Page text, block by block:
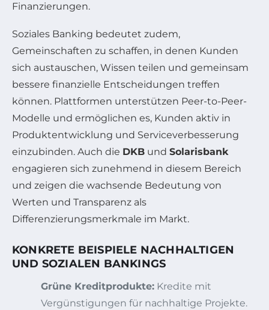
Finanzierungen.
Soziales Banking bedeutet zudem,
Gemeinschaften zu schaffen, in denen Kunden
sich austauschen, Wissen teilen und gemeinsam
bessere finanzielle Entscheidungen treffen
können. Plattformen unterstützen Peer-to-Peer-
Modelle und ermöglichen es, Kunden aktiv in
Produktentwicklung und Serviceverbesserung
einzubinden. Auch die DKB und Solarisbank
engagieren sich zunehmend in diesem Bereich
und zeigen die wachsende Bedeutung von
Werten und Transparenz als
Differenzierungsmerkmale im Markt.
KONKRETE BEISPIELE NACHHALTIGEN
UND SOZIALEN BANKINGS
Grüne Kreditprodukte: Kredite mit
Vergünstigungen für nachhaltige Projekte.